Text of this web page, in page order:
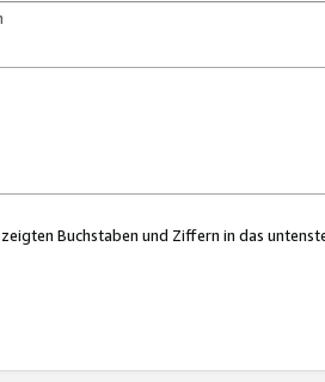
Buchstaben und Ziffern in das